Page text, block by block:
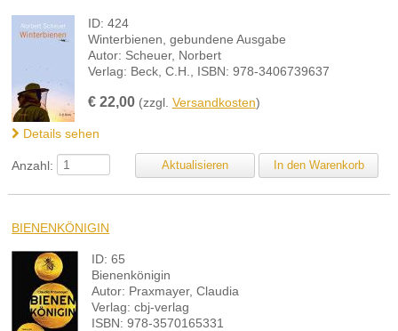
ID: 424
Winterbienen, gebundene Ausgabe
Autor: Scheuer, Norbert
Verlag: Beck, C.H., ISBN: 978-3406739637
€22,00 (zzgl. Versandkosten)
Details sehen
Anzahl:
BIENENKÖNIGIN
ID: 65
Bienenkönigin
Autor: Praxmayer, Claudia
Verlag: cbj-verlag
ISBN: 978-3570165331